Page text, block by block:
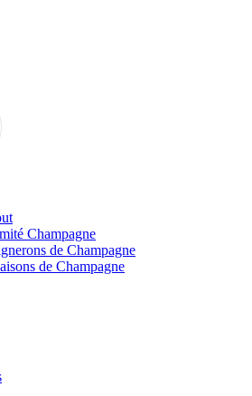
Champagne
de Champagne
de Champagne